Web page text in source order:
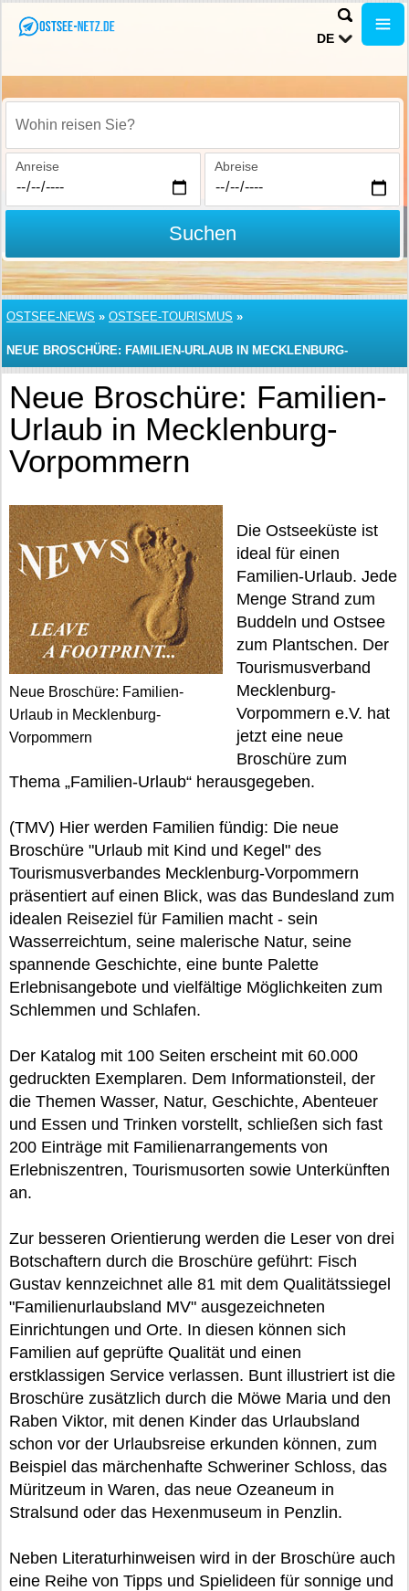
DE
Wohin reisen Sie?
Anreise Abreise
Suchen
OSTSEE-NEWS » OSTSEE-TOURISMUS »
NEUE BROSCHÜRE: FAMILIEN-URLAUB IN MECKLENBURG-
VORPOMMERN
Neue Broschüre: Familien-
Urlaub in Mecklenburg-
Vorpommern
Neue Broschüre: Familien-
Urlaub in Mecklenburg-
Vorpommern
Die Ostseeküste ist
ideal für einen
Familien-Urlaub. Jede
Menge Strand zum
Buddeln und Ostsee
zum Plantschen. Der
Tourismusverband
Mecklenburg-
Vorpommern e.V. hat
jetzt eine neue
Broschüre zum
Thema „Familien-Urlaub“ herausgegeben.
(TMV) Hier werden Familien fündig: Die neue
Broschüre "Urlaub mit Kind und Kegel" des
Tourismusverbandes Mecklenburg-Vorpommern
präsentiert auf einen Blick, was das Bundesland zum
idealen Reiseziel für Familien macht - sein
Wasserreichtum, seine malerische Natur, seine
spannende Geschichte, eine bunte Palette
Erlebnisangebote und vielfältige Möglichkeiten zum
Schlemmen und Schlafen.
Der Katalog mit 100 Seiten erscheint mit 60.000
gedruckten Exemplaren. Dem Informationsteil, der
die Themen Wasser, Natur, Geschichte, Abenteuer
und Essen und Trinken vorstellt, schließen sich fast
200 Einträge mit Familienarrangements von
Erlebniszentren, Tourismusorten sowie Unterkünften
an.
Zur besseren Orientierung werden die Leser von drei
Botschaftern durch die Broschüre geführt: Fisch
Gustav kennzeichnet alle 81 mit dem Qualitätssiegel
"Familienurlaubsland MV" ausgezeichneten
Einrichtungen und Orte. In diesen können sich
Familien auf geprüfte Qualität und einen
erstklassigen Service verlassen. Bunt illustriert ist die
Broschüre zusätzlich durch die Möwe Maria und den
Raben Viktor, mit denen Kinder das Urlaubsland
schon vor der Urlaubsreise erkunden können, zum
Beispiel das märchenhafte Schweriner Schloss, das
Müritzeum in Waren, das neue Ozeaneum in
Stralsund oder das Hexenmuseum in Penzlin.
Neben Literaturhinweisen wird in der Broschüre auch
eine Reihe von Tipps und Spielideen für sonnige und